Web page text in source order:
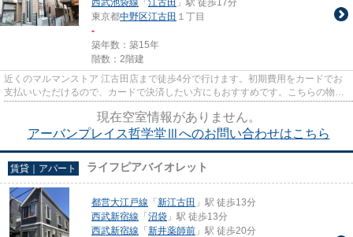
西武池袋線 「 江古田 」駅 徒歩17分
東京都中野区江古田 １丁目
-
築年数：築15年
階数：2階建
近くのマルマンストア 江古田店まで徒歩4分で行けます。初期費用をカードでお
支払いいただけるので、カードで決済したい方にもおすすめです。こちらの物件
現在空室情報がありません。
アーバンプレイス哲学堂Ⅲへのお問い合わせはこちら
賃貸｜アパート ライフピアバイオレット
都営大江戸線 「 新江古田 」駅 徒歩13分
西武新宿線 「 沼袋 」駅 徒歩13分
西武新宿線 「 新井薬師前 」駅 徒歩20分